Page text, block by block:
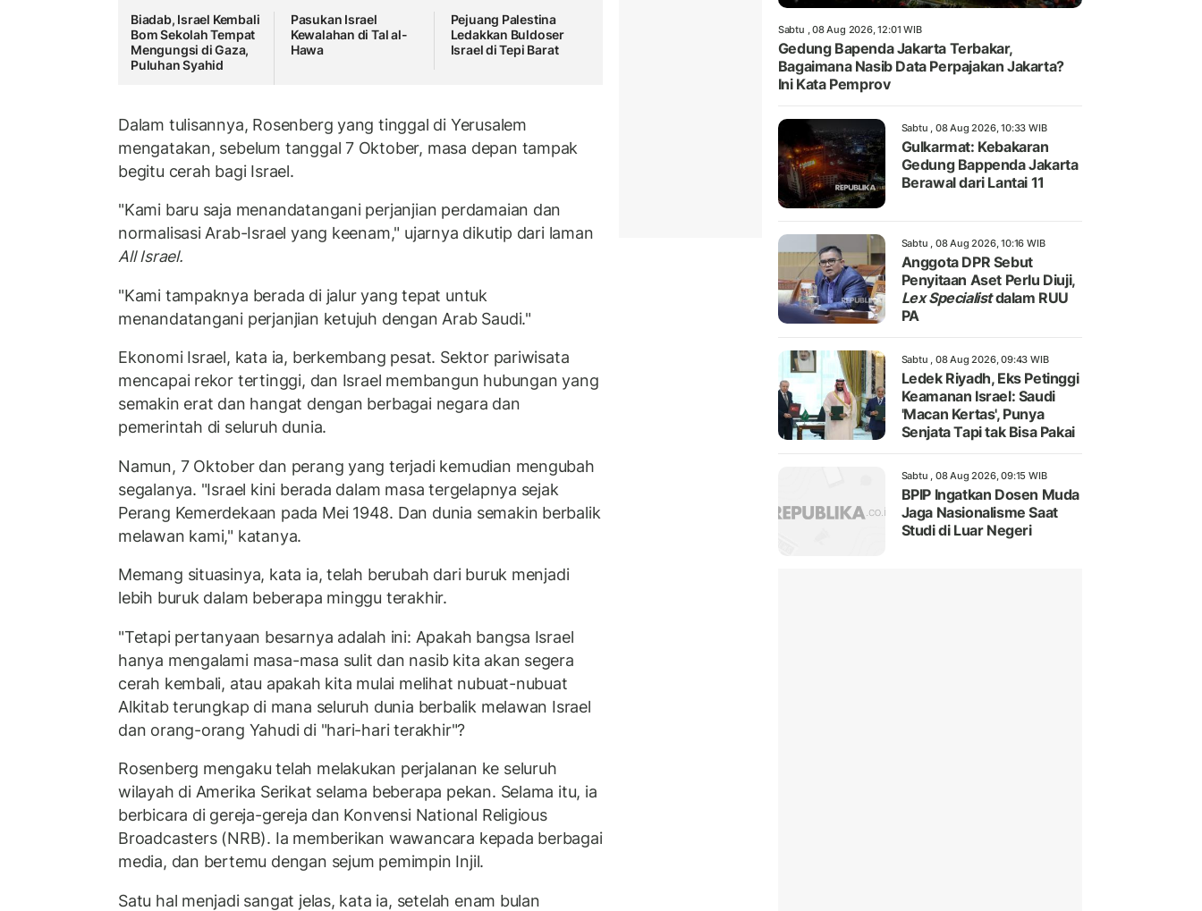
Biadab, Israel Kembali
Bom Sekolah Tempat
Mengungsi di Gaza,
Puluhan Syahid
Pasukan Israel
Kewalahan di Tal al-
Hawa
Pejuang Palestina
Ledakkan Buldoser
Israel di Tepi Barat
Dalam tulisannya, Rosenberg yang tinggal di Yerusalem
mengatakan, sebelum tanggal 7 Oktober, masa depan tampak
begitu cerah bagi Israel.
"Kami baru saja menandatangani perjanjian perdamaian dan
normalisasi Arab-Israel yang keenam," ujarnya dikutip dari laman
All Israel.
"Kami tampaknya berada di jalur yang tepat untuk
menandatangani perjanjian ketujuh dengan Arab Saudi."
Ekonomi Israel, kata ia, berkembang pesat. Sektor pariwisata
mencapai rekor tertinggi, dan Israel membangun hubungan yang
semakin erat dan hangat dengan berbagai negara dan
pemerintah di seluruh dunia.
Namun, 7 Oktober dan perang yang terjadi kemudian mengubah
segalanya. "Israel kini berada dalam masa tergelapnya sejak
Perang Kemerdekaan pada Mei 1948. Dan dunia semakin berbalik
melawan kami," katanya.
Memang situasinya, kata ia, telah berubah dari buruk menjadi
lebih buruk dalam beberapa minggu terakhir.
"Tetapi pertanyaan besarnya adalah ini: Apakah bangsa Israel
hanya mengalami masa-masa sulit dan nasib kita akan segera
cerah kembali, atau apakah kita mulai melihat nubuat-nubuat
Alkitab terungkap di mana seluruh dunia berbalik melawan Israel
dan orang-orang Yahudi di "hari-hari terakhir"?
Rosenberg mengaku telah melakukan perjalanan ke seluruh
wilayah di Amerika Serikat selama beberapa pekan. Selama itu, ia
berbicara di gereja-gereja dan Konvensi National Religious
Broadcasters (NRB). Ia memberikan wawancara kepada berbagai
media, dan bertemu dengan sejum pemimpin Injil.
Satu hal menjadi sangat jelas, kata ia, setelah enam bulan
Sabtu , 08 Aug 2026, 12:01 WIB
Gedung Bapenda Jakarta Terbakar,
Bagaimana Nasib Data Perpajakan Jakarta?
Ini Kata Pemprov
Sabtu , 08 Aug 2026, 10:33 WIB
Gulkarmat: Kebakaran
Gedung Bappenda Jakarta
Berawal dari Lantai 11
Sabtu , 08 Aug 2026, 10:16 WIB
Anggota DPR Sebut
Penyitaan Aset Perlu Diuji,
Lex Specialistdalam RUU
PA
Sabtu , 08 Aug 2026, 09:43 WIB
Ledek Riyadh, Eks Petinggi
Keamanan Israel: Saudi
'Macan Kertas', Punya
Senjata Tapi tak Bisa Pakai
Sabtu , 08 Aug 2026, 09:15 WIB
BPIP Ingatkan Dosen Muda
Jaga Nasionalisme Saat
Studi di Luar Negeri